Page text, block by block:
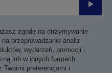
zgodę na otrzymywanie
przeprowadzanie analiz
wydarzeń, promocji i
lub w innych formach
Twoimi preferencjami i